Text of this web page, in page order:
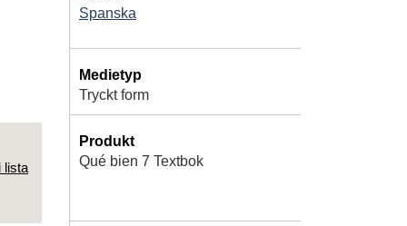
lista
Spanska
Medietyp
Tryckt form
Produkt
Qué bien 7 Textbok